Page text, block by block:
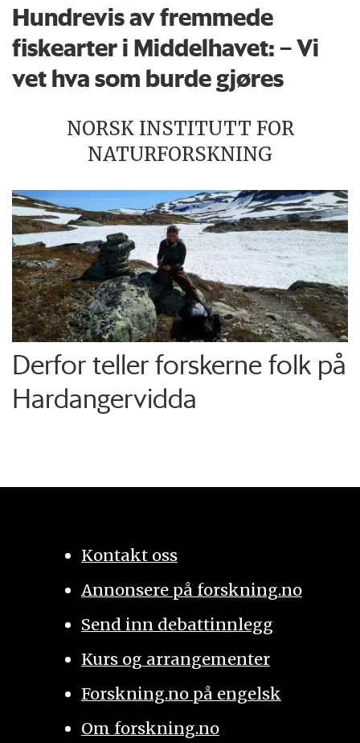
Hundrevis av fremmede
fiskearter i Middelhavet: – Vi
vet hva som burde gjøres
NORSK INSTITUTT FOR
NATURFORSKNING
Derfor teller forskerne folk på
Hardangervidda
Kontakt oss
Annonsere på forskning.no
Send inn debattinnlegg
Kurs og arrangementer
Forskning.no på engelsk
Om forskning.no